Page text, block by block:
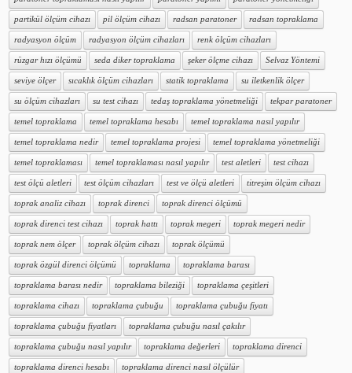
partikül ölçüm cihazı pil ölçüm cihazı radsan paratoner radsan topraklama
radyasyon ölçüm radyasyon ölçüm cihazları renk ölçüm cihazları
rüzgar hızı ölçümü seda diker topraklama şeker ölçme cihazı Selvaz Yöntemi
seviye ölçer sıcaklık ölçüm cihazları statik topraklama su iletkenlik ölçer
su ölçüm cihazları su test cihazı tedaş topraklama yönetmeliği tekpar paratoner
temel topraklama temel topraklama hesabı temel topraklama nasıl yapılır
temel topraklama nedir temel topraklama projesi temel topraklama yönetmeliği
temel topraklaması temel topraklaması nasıl yapılır test aletleri test cihazı
test ölçü aletleri test ölçüm cihazları test ve ölçü aletleri titreşim ölçüm cihazı
toprak analiz cihazı toprak direnci toprak direnci ölçümü
toprak direnci test cihazı toprak hattı toprak megeri toprak megeri nedir
toprak nem ölçer toprak ölçüm cihazı toprak ölçümü
toprak özgül direnci ölçümü topraklama topraklama barası
topraklama barası nedir topraklama bileziği topraklama çeşitleri
topraklama cihazı topraklama çubuğu topraklama çubuğu fiyatı
topraklama çubuğu fiyatları topraklama çubuğu nasıl çakılır
topraklama çubuğu nasıl yapılır topraklama değerleri topraklama direnci
topraklama direnci hesabı topraklama direnci nasıl ölçülür